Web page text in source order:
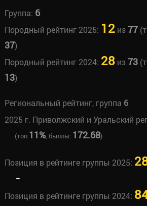
Группа: 6
Породный рейтинг 2025: 12из77
37)
Породный рейтинг 2024: 28из73
13)
Региональный рейтинг, группа 6
2025 г. Приволжский и Уральский
(топ 11%, быллы: 172.68)
Позиция в рейтинге группы 2025:
=
Позиция в рейтинге группы 2024: